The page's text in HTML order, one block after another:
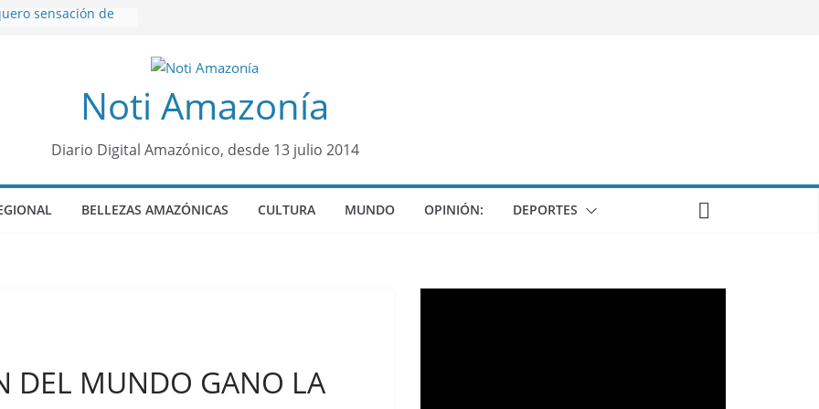
sensación de
su nueva reina por
de dormir mal en
sede
y sociedad
Noti Amazonía
Diario Digital Amazónico, desde 13 julio 2014
BELLEZAS AMAZÓNICAS CULTURA MUNDO OPINIÓN: DEPORTES
DEL MUNDO GANO LA